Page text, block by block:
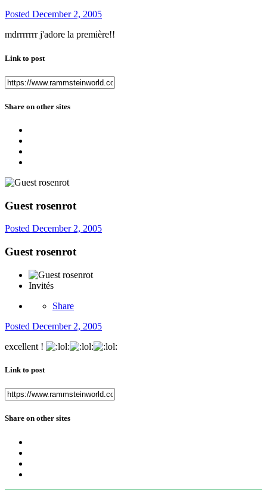
Posted December 2, 2005
mdrrrrrrr j'adore la première!!
Link to post
Share on other sites
Guest rosenrot
Posted December 2, 2005
Guest rosenrot
Invités
Share
Posted December 2, 2005
excellent !
Link to post
Share on other sites